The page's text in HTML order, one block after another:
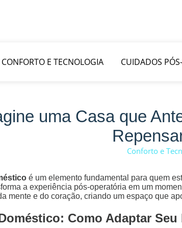
CONFORTO E TECNOLOGIA CUIDADOS
uma Casa que
Conforto e
é um elemento fundamental para quem
a experiência pós-operatória em um
mente e do coração, criando um espaço que
Como Adaptar